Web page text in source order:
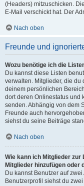
(Headers) mitzuschicken.
E-Mail verschickt hat. Der
Nach oben
Freunde und
Wozu benötige ich die
Du kannst diese Listen
verwalten. Mitglieder, die du
deinem persönlichen
dort deren Onlinestatus und
senden. Abhängig von dem
Freunde auch
siehst du seine Beiträge
Nach oben
Wie kann ich Mitglieder
Mitglieder hinzufügen oder
Du kannst Benutzer auf
Benutzerprofil siehst du